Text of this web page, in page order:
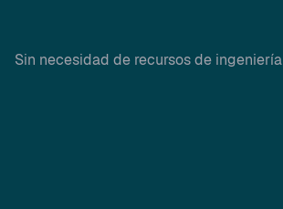
Sin necesidad de recursos de ingeniería